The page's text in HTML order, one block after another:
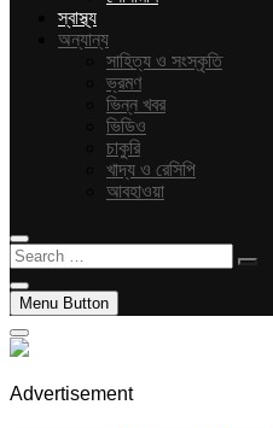
স্বাস্থ্য
অন্যান্য
সাহিত্য ও সংস্কৃতি
ভ্রমণ
ভিন্ন খবর
ভিডিও
চাকুরি
খাদ্য ও রেসিপি
আবহাওয়া
Search
…
Menu Button
Advertisement